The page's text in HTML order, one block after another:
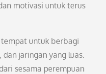
motivasi untuk terus
untuk berbagi
jaringan yang luas.
sesama perempuan